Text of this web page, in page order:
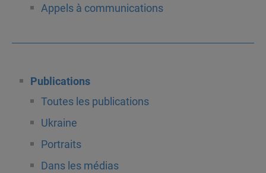
Appels à communications
Publications
Toutes les publications
Ukraine
Portraits
Dans les médias